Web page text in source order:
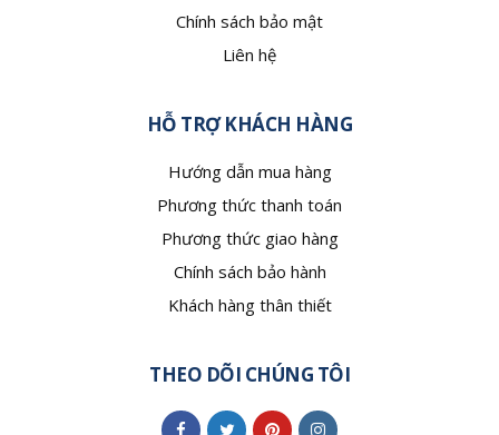
Chính sách bảo mật
Liên hệ
HỖ TRỢ KHÁCH HÀNG
Hướng dẫn mua hàng
Phương thức thanh toán
Phương thức giao hàng
Chính sách bảo hành
Khách hàng thân thiết
THEO DÕI CHÚNG TÔI